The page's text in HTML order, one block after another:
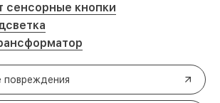
сенсорные кнопки
повреждения